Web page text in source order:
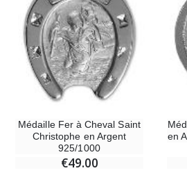
Médaille Fer à Cheval Saint
Christophe en Argent
925/1000
€49.00
en
€130.00